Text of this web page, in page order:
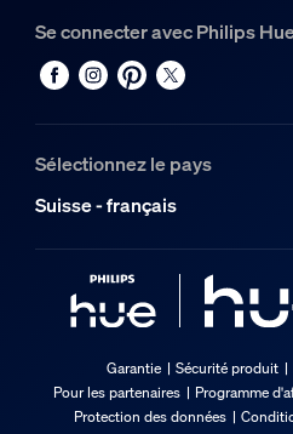
Se connecter avec Philips
Sélectionnez le pays
Suisse - français
Garantie Sécurité produit
Pour les partenaires
Programme
Protection des données